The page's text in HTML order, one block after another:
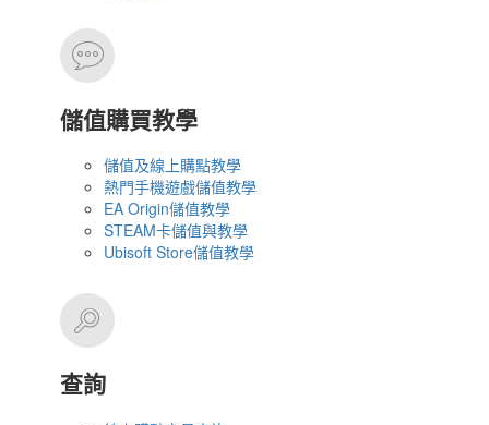
儲值購買教學
儲值及線上購點教學
熱門手機遊戲儲值教學
EA Origin儲值教學
STEAM卡儲值與教學
Ubisoft Store儲值教學
查詢